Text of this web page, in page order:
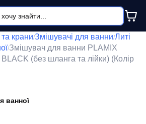
крани/Змішувачі для ванни/Литі
/Змішувач для ванни PLAMIX
(без шланга та лійки) (Колір
ванної